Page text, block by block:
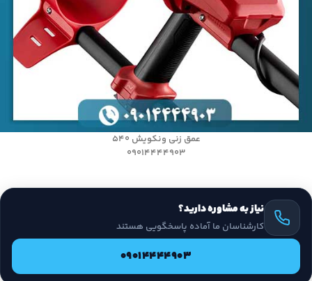
عمق زنی ونکویش 540
09014444903
نیاز به مشاوره دارید؟
کارشناسان ما آماده پاسخگویی هستند
09014444903